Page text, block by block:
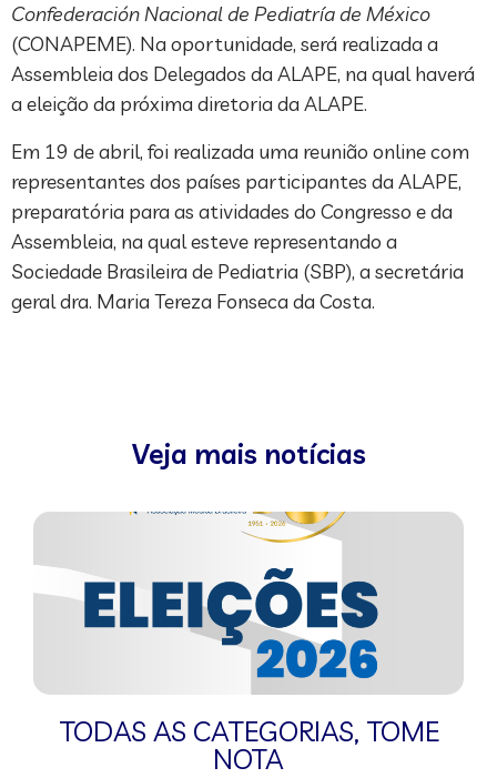
Confederación Nacional de Pediatría de México
(CONAPEME). Na oportunidade, será realizada a
Assembleia dos Delegados da ALAPE, na qual haverá
a eleição da próxima diretoria da ALAPE.
Em 19 de abril, foi realizada uma reunião online com
representantes dos países participantes da ALAPE,
preparatória para as atividades do Congresso e da
Assembleia, na qual esteve representando a
Sociedade Brasileira de Pediatria (SBP), a secretária
geral dra. Maria Tereza Fonseca da Costa.
Veja mais notícias
TODAS AS CATEGORIAS, TOME
NOTA